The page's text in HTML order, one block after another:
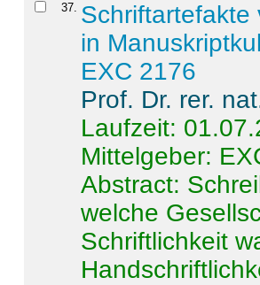
37. Schriftartefakte
in
EXC 2176
Prof. Dr. rer.
Laufzeit:
Mittelgeber:
Abstract:
welche
Schriftlichkeit